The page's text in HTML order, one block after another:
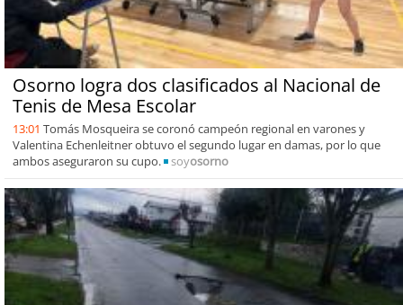
Osorno logra dos clasificados al Nacional de
Tenis de Mesa Escolar
13:01 Tomás Mosqueira se coronó campeón regional en varones y
Valentina Echenleitner obtuvo el segundo lugar en damas, por lo que
ambos aseguraron su cupo.
soyosorno